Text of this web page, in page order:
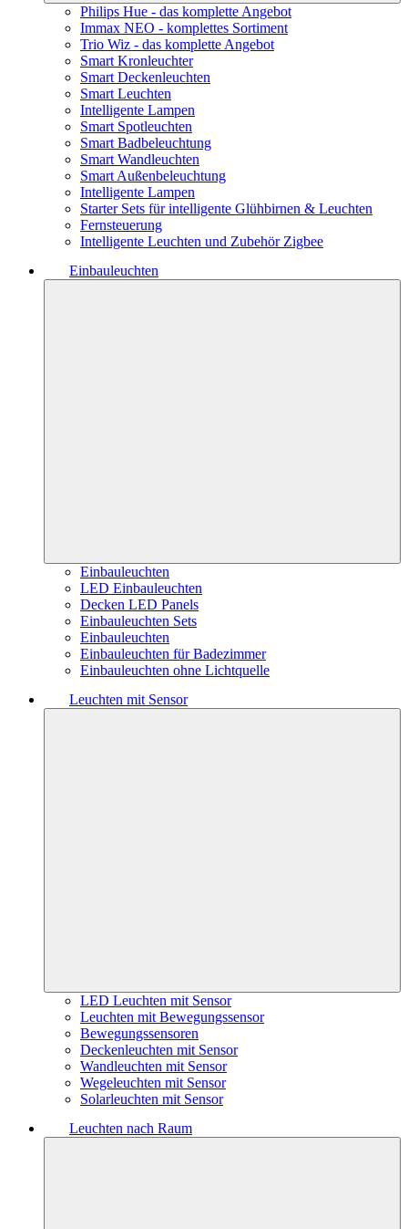
Philips Hue - das komplette Angebot
Immax NEO - komplettes Sortiment
Trio Wiz - das komplette Angebot
Smart Kronleuchter
Smart Deckenleuchten
Smart Leuchten
Intelligente Lampen
Smart Spotleuchten
Smart Badbeleuchtung
Smart Wandleuchten
Smart Außenbeleuchtung
Intelligente Lampen
Starter Sets für intelligente Glühbirnen & Leuchten
Fernsteuerung
Intelligente Leuchten und Zubehör Zigbee
Einbauleuchten
Einbauleuchten
LED Einbauleuchten
Decken LED Panels
Einbauleuchten Sets
Einbauleuchten
Einbauleuchten für Badezimmer
Einbauleuchten ohne Lichtquelle
Leuchten mit Sensor
LED Leuchten mit Sensor
Leuchten mit Bewegungssensor
Bewegungssensoren
Deckenleuchten mit Sensor
Wandleuchten mit Sensor
Wegeleuchten mit Sensor
Solarleuchten mit Sensor
Leuchten nach Raum